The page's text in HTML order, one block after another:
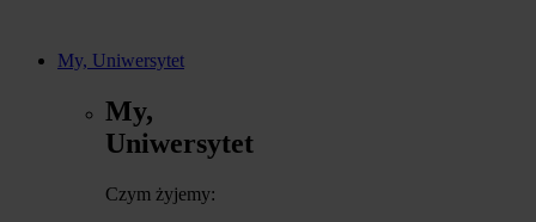
My, Uniwersytet
My,
Uniwersytet
Czym żyjemy: